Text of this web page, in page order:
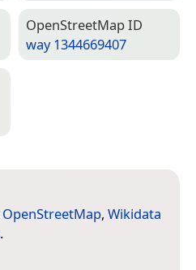
Open­Street­Map ID
way 1344669407
OpenStreetMap, Wikidata
.